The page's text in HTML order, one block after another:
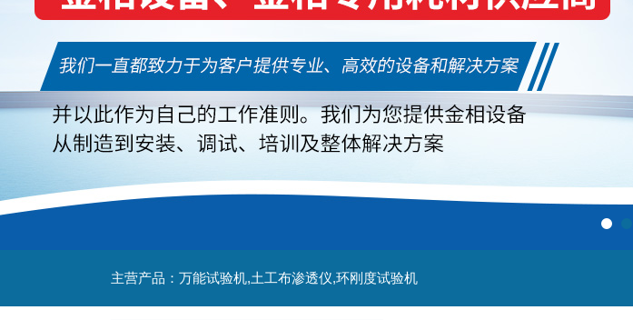
主营产品：万能试验机,土工布渗透仪,环刚度试验机